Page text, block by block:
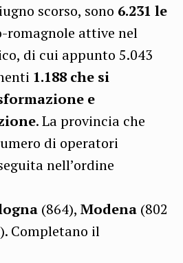
scorso, sono 6.231 le
romagnole attive nel
di cui appunto 5.043
1.188 che si
e
. La provincia che
di operatori
nell’ordine
(864), Modena (802
Completano il